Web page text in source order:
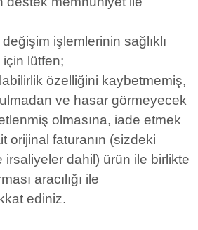
işlemlerinin sağlıklı
lütfen;
özelliğini kaybetmemiş,
ve hasar görmeyecek
olmasına, iade etmek
orijinal faturanın (sizdeki
irsaliyeler dahil) ürün ile birlikte
aracılığı ile
ediniz.